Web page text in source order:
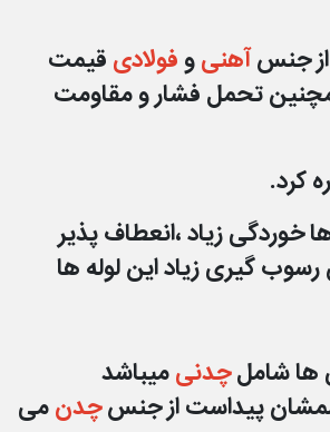
از جنسآهنیوفولادی قیمت
تحمل فشار و مقاومت
کرد.
خوردگی زیاد ،انعطاف پذیر
گیری زیاد این لوله ها
ها شاملچدنیمیباشد
پیداست از جنسچدنمی